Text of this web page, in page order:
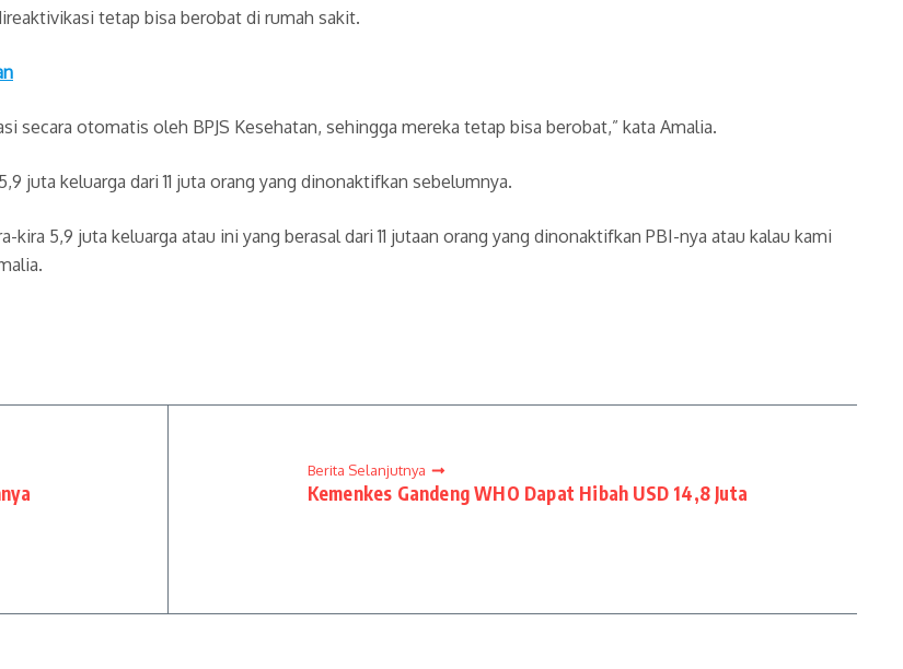
tetap bisa berobat di rumah sakit.
secara otomatis oleh BPJS Kesehatan, sehingga mereka tetap bisa berobat,” kata Amalia.
juta keluarga dari 11 juta orang yang dinonaktifkan sebelumnya.
kira 5,9 juta keluarga atau ini yang berasal dari 11 jutaan orang yang dinonaktifkan PBI-nya atau kalau kami
Berita Selanjutnya
Kemenkes Gandeng WHO Dapat Hibah USD 14,8 Juta